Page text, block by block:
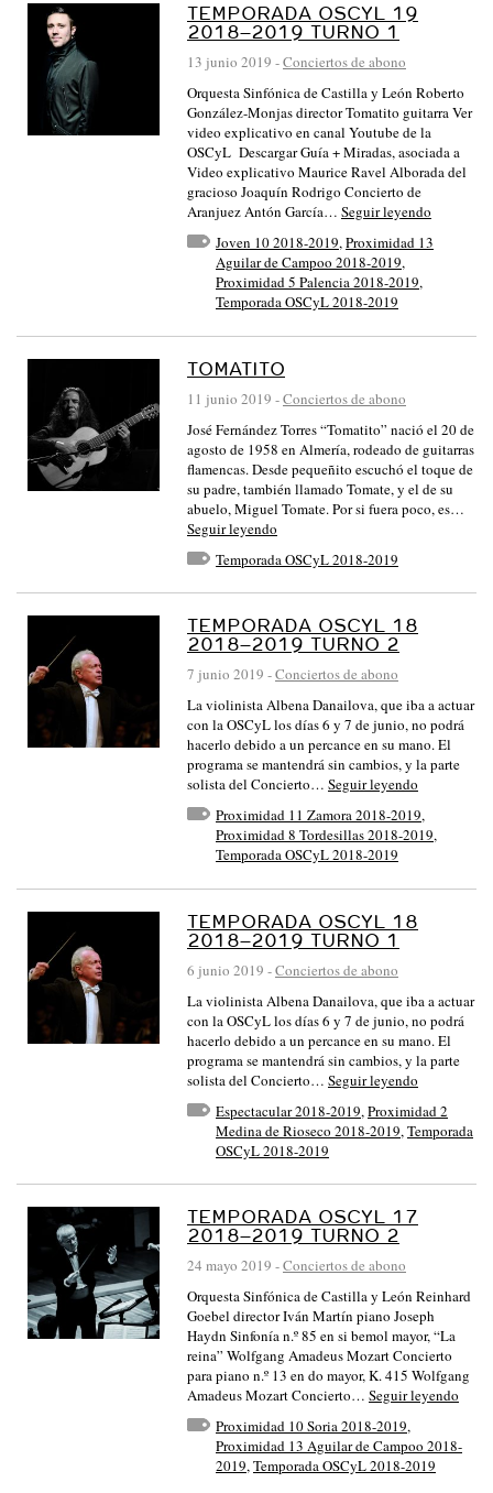
TEMPORADA OSCYL 19
2018–2019 TURNO 1
13 junio 2019 -Conciertos de abono
Orquesta Sinfónica de Castilla y León Roberto
González-Monjas director Tomatito guitarra Ver
video explicativo en canal Youtube de la
OSCyL Descargar Guía + Miradas, asociada a
Video explicativo Maurice Ravel Alborada del
gracioso Joaquín Rodrigo Concierto de
Aranjuez Antón García… Seguir leyendo
Joven 10 2018-2019,Proximidad 13
Aguilar de Campoo 2018-2019,
Proximidad 5 Palencia 2018-2019,
Temporada OSCyL 2018-2019
TOMATITO
11 junio 2019 -Conciertos de abono
José Fernández Torres “Tomatito” nació el 20 de
agosto de 1958 en Almería, rodeado de guitarras
flamencas. Desde pequeñito escuchó el toque de
su padre, también llamado Tomate, y el de su
abuelo, Miguel Tomate. Por si fuera poco, es…
Seguir leyendo
Temporada OSCyL 2018-2019
TEMPORADA OSCYL 18
2018–2019 TURNO 2
7 junio 2019 -Conciertos de abono
La violinista Albena Danailova, que iba a actuar
con la OSCyL los días 6 y 7 de junio, no podrá
hacerlo debido a un percance en su mano. El
programa se mantendrá sin cambios, y la parte
solista del Concierto… Seguir leyendo
Proximidad 11 Zamora 2018-2019,
Proximidad 8 Tordesillas 2018-2019,
Temporada OSCyL 2018-2019
TEMPORADA OSCYL 18
2018–2019 TURNO 1
6 junio 2019 -Conciertos de abono
La violinista Albena Danailova, que iba a actuar
con la OSCyL los días 6 y 7 de junio, no podrá
hacerlo debido a un percance en su mano. El
programa se mantendrá sin cambios, y la parte
solista del Concierto… Seguir leyendo
Espectacular 2018-2019,Proximidad 2
Medina de Rioseco 2018-2019,Temporada
OSCyL 2018-2019
TEMPORADA OSCYL 17
2018–2019 TURNO 2
24 mayo 2019 -Conciertos de abono
Orquesta Sinfónica de Castilla y León Reinhard
Goebel director Iván Martín piano Joseph
Haydn Sinfonía n.º 85 en si bemol mayor, “La
reina” Wolfgang Amadeus Mozart Concierto
para piano n.º 13 en do mayor, K. 415 Wolfgang
Amadeus Mozart Concierto… Seguir leyendo
Proximidad 10 Soria 2018-2019,
Proximidad 13 Aguilar de Campoo 2018-
2019,Temporada OSCyL 2018-2019